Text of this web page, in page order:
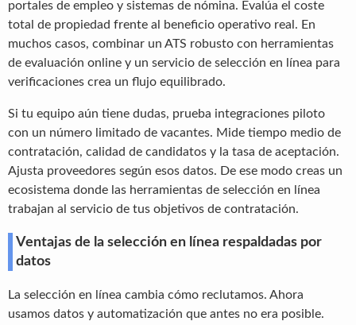
portales de empleo y sistemas de nómina. Evalúa el coste
total de propiedad frente al beneficio operativo real. En
muchos casos, combinar un ATS robusto con herramientas
de evaluación online y un servicio de selección en línea para
verificaciones crea un flujo equilibrado.
Si tu equipo aún tiene dudas, prueba integraciones piloto
con un número limitado de vacantes. Mide tiempo medio de
contratación, calidad de candidatos y la tasa de aceptación.
Ajusta proveedores según esos datos. De ese modo creas un
ecosistema donde las herramientas de selección en línea
trabajan al servicio de tus objetivos de contratación.
Ventajas de la selección en línea respaldadas por
datos
La selección en línea cambia cómo reclutamos. Ahora
usamos datos y automatización que antes no era posible.